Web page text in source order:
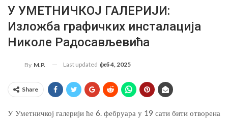
У УМЕТНИЧКОЈ ГАЛЕРИЈИ:
Изложба графичких инсталација
Николе Радосављевића
By M.P. Last updated феб 4, 2025
Share
У Уметничкој галерији ће 6. фебруара у 19 сати бити отворена